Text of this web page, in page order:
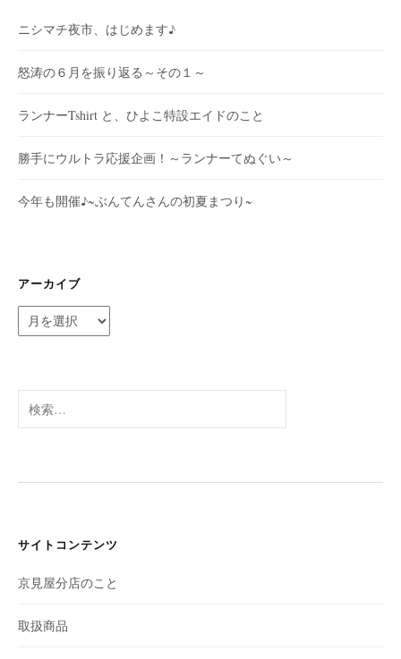
ニシマチ夜市、はじめます♪
怒涛の６月を振り返る～その１～
ランナーTshirt と、ひよこ特設エイドのこと
勝手にウルトラ応援企画！～ランナーてぬぐい～
今年も開催♪~ぶんてんさんの初夏まつり~
アーカイブ
ー
ブ
索:
サイトコンテンツ
京見屋分店のこと
取扱商品